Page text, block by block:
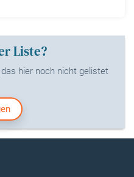
Liste?
hier noch nicht gelistet